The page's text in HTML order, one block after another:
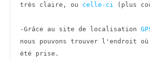
très claire, ou celle-ci (plus
-Grâce au site de localisation
nous pouvons trouver l'endroit où
été prise.